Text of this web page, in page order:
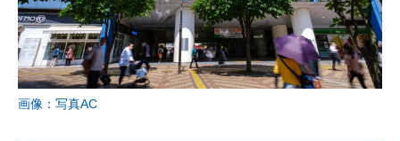
画像：写真AC